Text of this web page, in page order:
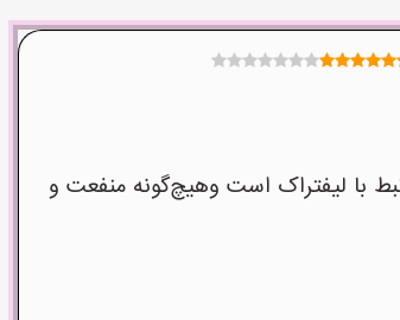
با لیفتراک است وهیچ‌گونه منفعت و